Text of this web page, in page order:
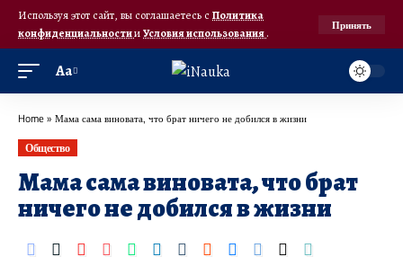
Используя этот сайт, вы соглашаетесь с Политика
конфиденциальностииУсловия использования.
Принять
Аа
Home » Мама сама виновата, что брат ничего не добился в жизни
Общество
Мама сама виновата, что брат
ничего не добился в жизни